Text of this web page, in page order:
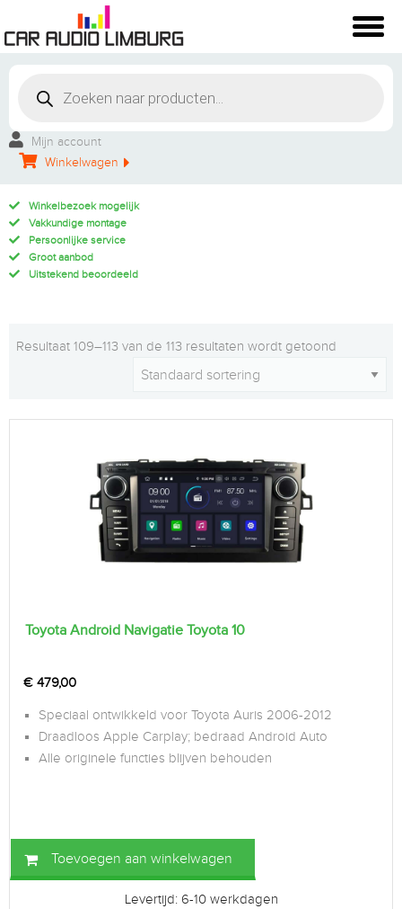
Mijn account
Winkelwagen
Winkelbezoek mogelijk
Vakkundige montage
Persoonlijke service
Groot aanbod
Uitstekend beoordeeld
Resultaat 109–113 van de 113 resultaten wordt getoond
Toyota Android Navigatie Toyota 10
€ 479,00
Speciaal ontwikkeld voor Toyota Auris 2006-2012
Draadloos Apple Carplay; bedraad Android Auto
Alle originele functies blijven behouden
Toevoegen aan winkelwagen
Levertijd: 6-10 werkdagen